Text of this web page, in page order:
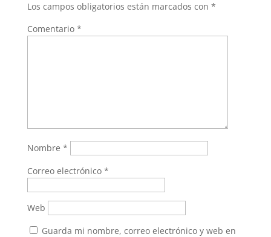
Los campos obligatorios están marcados con *
Comentario *
Nombre *
Correo electrónico *
Web
Guarda mi nombre, correo electrónico y web en